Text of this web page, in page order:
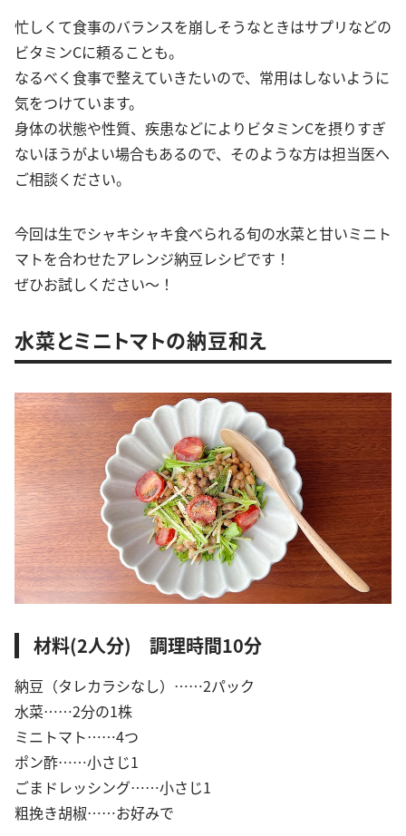
忙しくて食事のバランスを崩しそうなときはサプリなどの
ビタミンCに頼ることも。
なるべく食事で整えていきたいので、常用はしないように
気をつけています。
身体の状態や性質、疾患などによりビタミンCを摂りすぎ
ないほうがよい場合もあるので、そのような方は担当医へ
ご相談ください。
今回は生でシャキシャキ食べられる旬の水菜と甘いミニト
マトを合わせたアレンジ納豆レシピです！
ぜひお試しください〜！
水菜とミニトマトの納豆和え
材料(2人分) 調理時間10分
納豆（タレカラシなし）……2パック
水菜……2分の1株
ミニトマト……4つ
ポン酢……小さじ1
ごまドレッシング……小さじ1
粗挽き胡椒……お好みで